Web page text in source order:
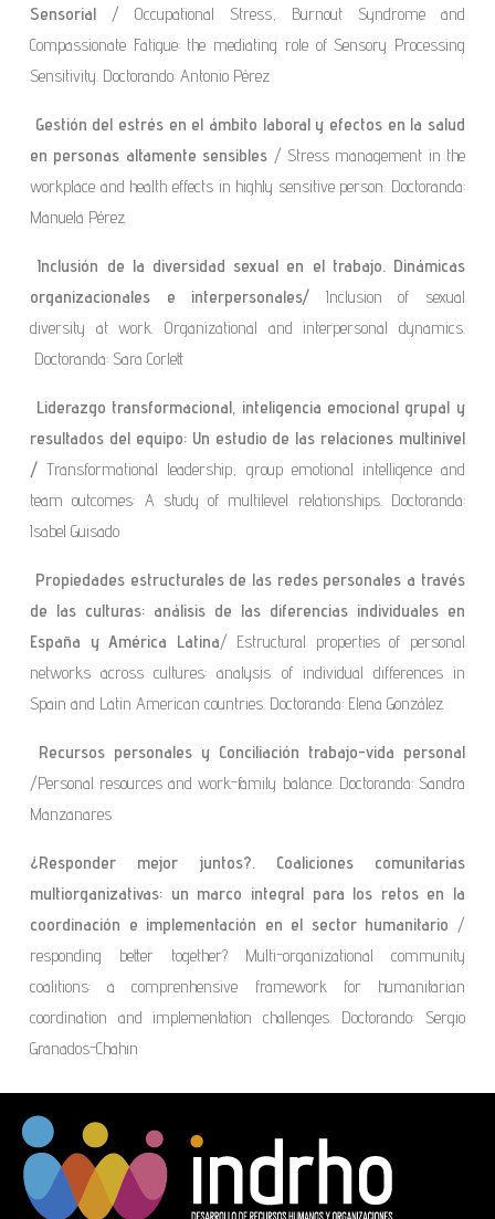
Sensorial / Occupational Stress, Burnout Syndrome and
Compassionate Fatigue: the mediating role of Sensory Processing
Sensitivity. Doctorando: Antonio Pérez
Gestión del estrés en el ámbito laboral y efectos en la salud
en personas altamente sensibles / Stress management in the
workplace and health effects in highly sensitive person. Doctoranda:
Manuela Pérez
Inclusión de la diversidad sexual en el trabajo. Dinámicas
organizacionales e interpersonales/ Inclusion of sexual
diversity at work. Organizational and interpersonal dynamics.
Doctoranda: Sara Corlett
Liderazgo transformacional, inteligencia emocional grupal y
resultados del equipo: Un estudio de las relaciones multinivel
/ Transformational leadership, group emotional intelligence and
team outcomes: A study of multilevel relationships. Doctoranda:
Isabel Guisado
Propiedades estructurales de las redes personales a través
de las culturas: análisis de las diferencias individuales en
España y América Latina/ Estructural properties of personal
networks across cultures: analysis of individual differences in
Spain and Latin American countries. Doctoranda: Elena González
Recursos personales y Conciliación trabajo-vida personal
/Personal resources and work-family balance. Doctoranda: Sandra
Manzanares
¿Responder mejor juntos?. Coaliciones comunitarias
multiorganizativas: un marco integral para los retos en la
coordinación e implementación en el sector humanitario /
responding better together? Multi-organizational community
coalitions: a comprenhensive framework for humanitarian
coordination and implementation challenges. Doctorando: Sergio
Granados-Chahin